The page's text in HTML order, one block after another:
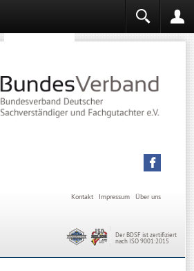
Über uns
Impressum
Kontakt
Der BDSF ist zertifiziert
nach ISO 9001:2015